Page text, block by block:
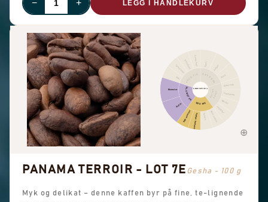
− + LEGG I HANDLEKURV
Kanel Pepper
Skarp
Sjokolade
Hasselnøtt
Mandel
Peanøtter
Brunt sukker
Generell sødme
Søte aromaer
Sort te
Blomster
Bær
Tørket frukt
Annen frukt
SØDME
BLOMSTER SMAKSPROFIL
PANAMA TERROIR - LOT 7E Gesha - 100 g
Myk og delikat – denne kaffen byr på fine, te-lignende